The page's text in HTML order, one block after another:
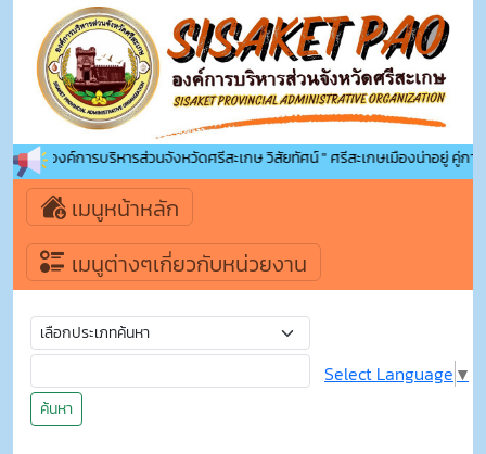
เข้าสู่องค์การบริหารส่วนจังหวัดศรีสะเกษ วิสัยทัศน์ " ศรีสะเกษเมืองน่าอยู่ คู่ก
เมนูหน้าหลัก
เมนูต่างๆเกี่ยวกับหน่วยงาน
ค้นหา
Select Language ▼